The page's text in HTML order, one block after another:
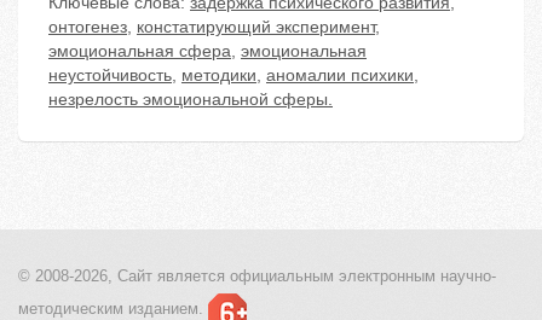
онтогенез, констатирующий эксперимент,
эмоциональная сфера, эмоциональная
неустойчивость, методики, аномалии психики,
незрелость эмоциональной сферы.
© 2008-2026, Сайт является официальным электронным научно-
методическим изданием.